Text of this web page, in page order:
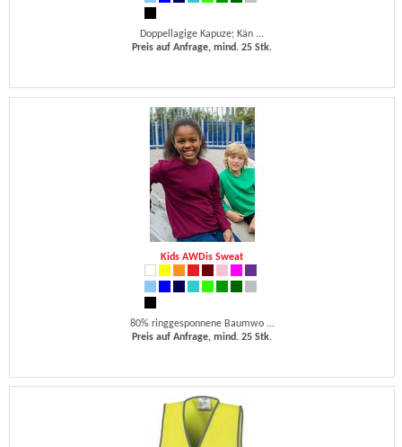
Doppellagige Kapuze; Kän ...
Preis auf Anfrage, mind. 25 Stk.
Kids AWDis Sweat
80% ringgesponnene Baumwo ...
Preis auf Anfrage, mind. 25 Stk.